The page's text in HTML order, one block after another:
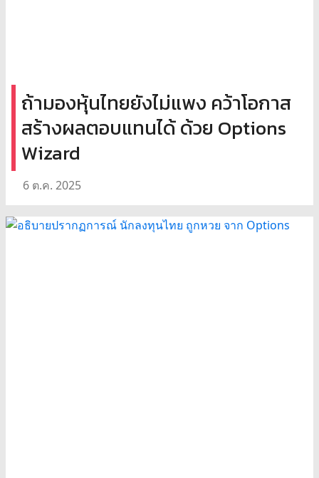
ถ้ามองหุ้นไทยยังไม่แพง คว้าโอกาส
สร้างผลตอบแทนได้ ด้วย Options
Wizard
6 ต.ค. 2025